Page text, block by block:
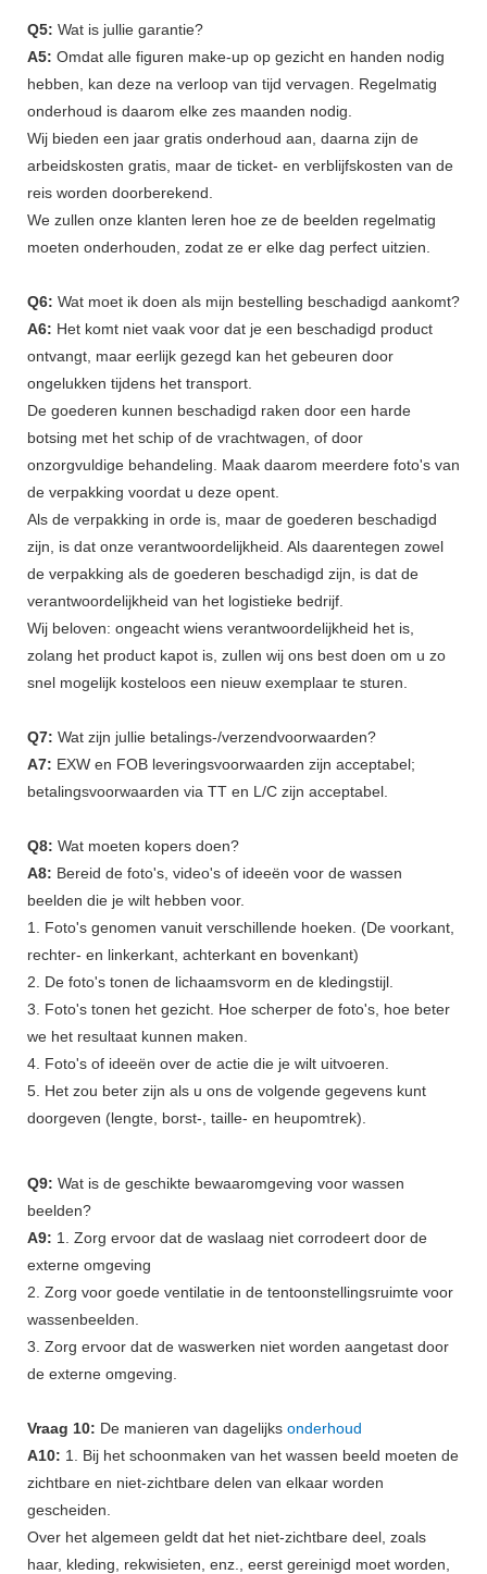
Q5: Wat is jullie garantie?
A5: Omdat alle figuren make-up op gezicht en handen nodig
hebben, kan deze na verloop van tijd vervagen. Regelmatig
onderhoud is daarom elke zes maanden nodig.
Wij bieden een jaar gratis onderhoud aan, daarna zijn de
arbeidskosten gratis, maar de ticket- en verblijfskosten van de
reis worden doorberekend.
We zullen onze klanten leren hoe ze de beelden regelmatig
moeten onderhouden, zodat ze er elke dag perfect uitzien.
Q6: Wat moet ik doen als mijn bestelling beschadigd aankomt?
A6: Het komt niet vaak voor dat je een beschadigd product
ontvangt, maar eerlijk gezegd kan het gebeuren door
ongelukken tijdens het transport.
De goederen kunnen beschadigd raken door een harde
botsing met het schip of de vrachtwagen, of door
onzorgvuldige behandeling. Maak daarom meerdere foto's van
de verpakking voordat u deze opent.
Als de verpakking in orde is, maar de goederen beschadigd
zijn, is dat onze verantwoordelijkheid. Als daarentegen zowel
de verpakking als de goederen beschadigd zijn, is dat de
verantwoordelijkheid van het logistieke bedrijf.
Wij beloven: ongeacht wiens verantwoordelijkheid het is,
zolang het product kapot is, zullen wij ons best doen om u zo
snel mogelijk kosteloos een nieuw exemplaar te sturen.
Q7: Wat zijn jullie betalings-/verzendvoorwaarden?
A7: EXW en FOB leveringsvoorwaarden zijn acceptabel;
betalingsvoorwaarden via TT en L/C zijn acceptabel.
Q8: Wat moeten kopers doen?
A8: Bereid de foto's, video's of ideeën voor de wassen
beelden die je wilt hebben voor.
1. Foto's genomen vanuit verschillende hoeken. (De voorkant,
rechter- en linkerkant, achterkant en bovenkant)
2. De foto's tonen de lichaamsvorm en de kledingstijl.
3. Foto's tonen het gezicht. Hoe scherper de foto's, hoe beter
we het resultaat kunnen maken.
4. Foto's of ideeën over de actie die je wilt uitvoeren.
5. Het zou beter zijn als u ons de volgende gegevens kunt
doorgeven (lengte, borst-, taille- en heupomtrek).
Q9: Wat is de geschikte bewaaromgeving voor wassen
beelden?
A9: 1. Zorg ervoor dat de waslaag niet corrodeert door de
externe omgeving
2. Zorg voor goede ventilatie in de tentoonstellingsruimte voor
wassenbeelden.
3. Zorg ervoor dat de waswerken niet worden aangetast door
de externe omgeving.
Vraag 10: De manieren van dagelijks onderhoud
A10: 1. Bij het schoonmaken van het wassen beeld moeten de
zichtbare en niet-zichtbare delen van elkaar worden
gescheiden.
Over het algemeen geldt dat het niet-zichtbare deel, zoals
haar, kleding, rekwisieten, enz., eerst gereinigd moet worden,